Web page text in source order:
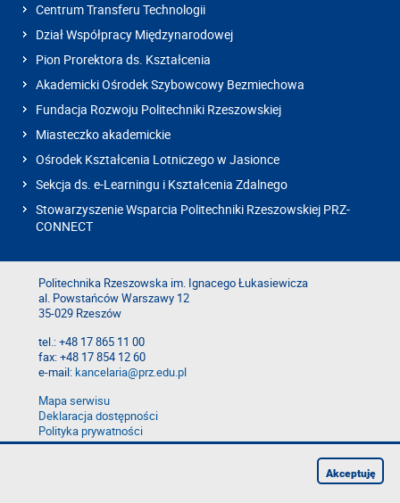
Centrum Transferu Technologii
Dział Współpracy Międzynarodowej
Pion Prorektora ds. Kształcenia
Akademicki Ośrodek Szybowcowy Bezmiechowa
Fundacja Rozwoju Politechniki Rzeszowskiej
Miasteczko akademickie
Ośrodek Kształcenia Lotniczego w Jasionce
Sekcja ds. e-Learningu i Kształcenia Zdalnego
Stowarzyszenie Wsparcia Politechniki Rzeszowskiej PRZ-
CONNECT
Politechnika Rzeszowska im. Ignacego Łukasiewicza
al. Powstańców Warszawy 12
35-029 Rzeszów
tel.: +48 17 865 11 00
fax: +48 17 854 12 60
e-mail:kancelaria@prz.edu.pl
Mapa serwisu
Deklaracja dostępności
Polityka prywatności
Zgłoś błąd na stronie
Akceptuję